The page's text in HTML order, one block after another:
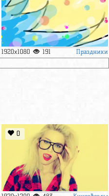
1920x1080 191 Праздники
0